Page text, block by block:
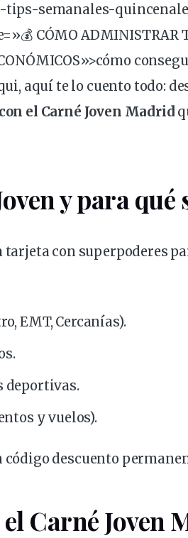
semanales-
CÓMO ADMINISTRAR
aquí te lo cuento todo:
el Carné Joven Madrid
y para qué
tarjeta con superpoderes
EMT, Cercanías).
deportivas.
y vuelos).
códigodescuento
Carné Joven